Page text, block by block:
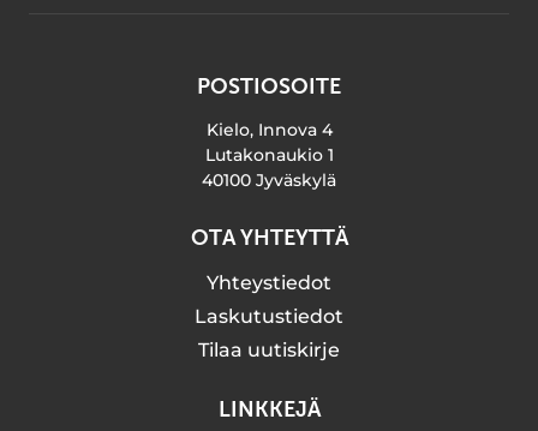
POSTIOSOITE
Kielo, Innova 4
Lutakonaukio 1
40100 Jyväskylä
OTA YHTEYTTÄ
Yhteystiedot
Laskutustiedot
Tilaa uutiskirje
LINKKEJÄ